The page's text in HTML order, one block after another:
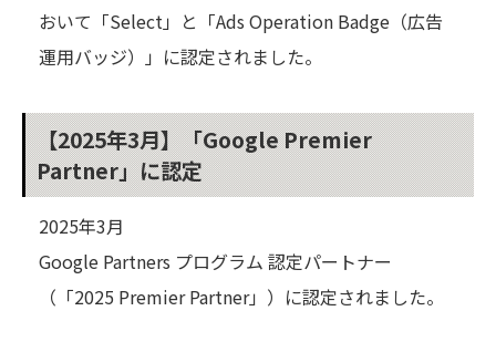
おいて「Select」と「Ads Operation Badge（広告
運用バッジ）」に認定されました。
【2025年3月】「Google Premier
Partner」に認定
2025年3月
Google Partners プログラム 認定パートナー
（「2025 Premier Partner」）に認定されました。